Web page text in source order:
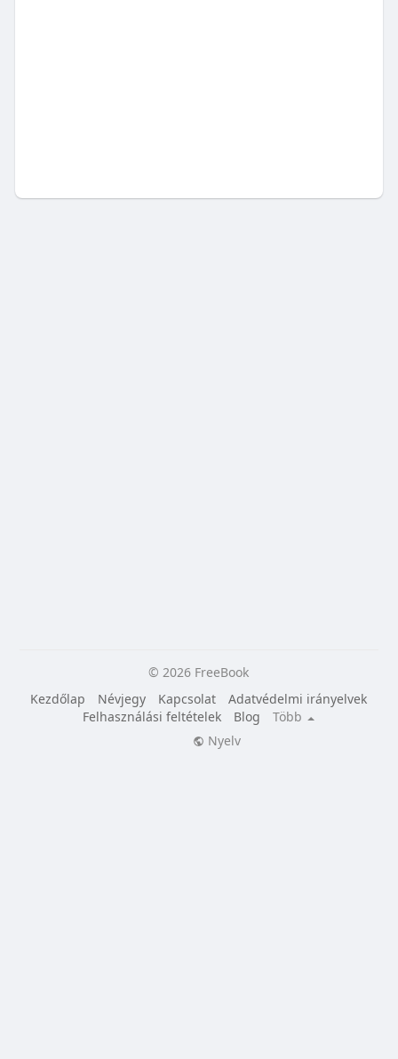
© 2026 FreeBook
Kezdőlap
Névjegy Kapcsolat
Adatvédelmi irányelvek
Felhasználási feltételek
Blog
Több
Nyelv